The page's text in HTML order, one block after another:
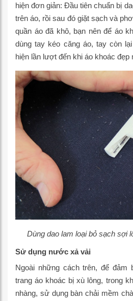
hiện đơn giản: Đầu tiên chuẩn bị
trên áo, rồi sau đó giặt sạch và
quần áo đã khô, bạn nên để áo
dùng tay kéo căng áo, tay còn
hiện lần lượt đến khi áo khoác đẹp
Dùng dao lam loại bỏ sạch sợi
Sử dụng nước xả vải
Ngoài những cách trên, để đảm
trang áo khoác bị xù lông, trong
nhàng, sử dụng bàn chải mềm